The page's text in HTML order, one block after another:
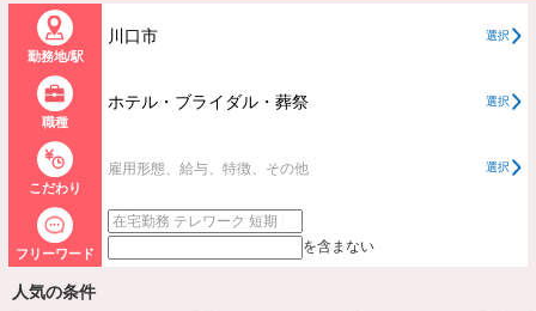
勤務地/駅
川口市 選択
職種
ホテル・ブライダル・葬祭 選択
こだわり
雇用形態、給与、特徴、その他 選択
フリーワード を含まない
人気の条件